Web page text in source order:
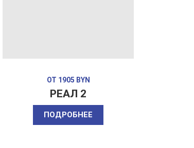
ОТ 1905 BYN
РЕАЛ 2
ПОДРОБНЕЕ